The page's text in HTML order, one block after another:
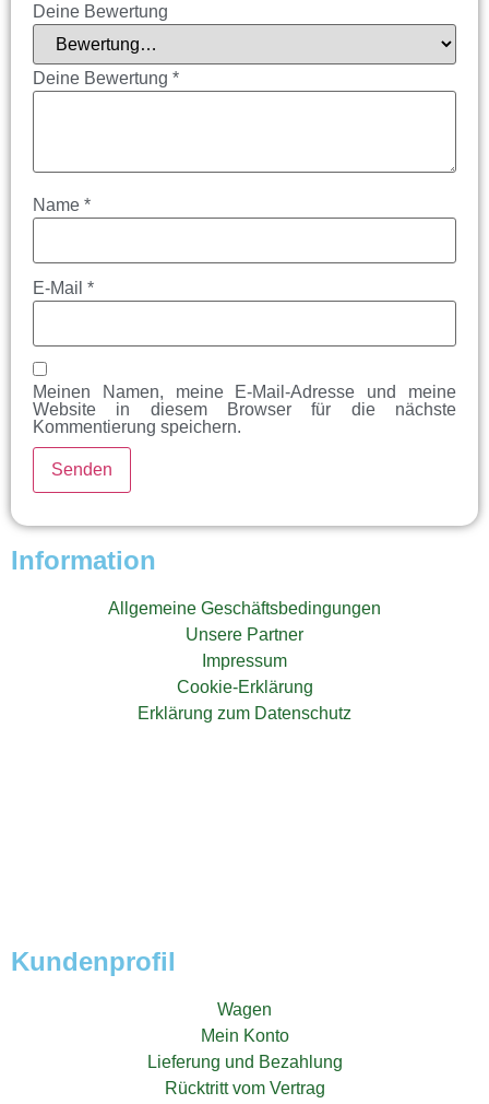
Deine Bewertung
Deine Bewertung *
Name *
E-Mail *
Meinen Namen, meine E-Mail-Adresse und meine
Website in diesem Browser für die nächste
Kommentierung speichern.
Information
Allgemeine Geschäftsbedingungen
Unsere Partner
Impressum
Cookie-Erklärung
Erklärung zum Datenschutz
Kundenprofil
Wagen
Mein Konto
Lieferung und Bezahlung
Rücktritt vom Vertrag